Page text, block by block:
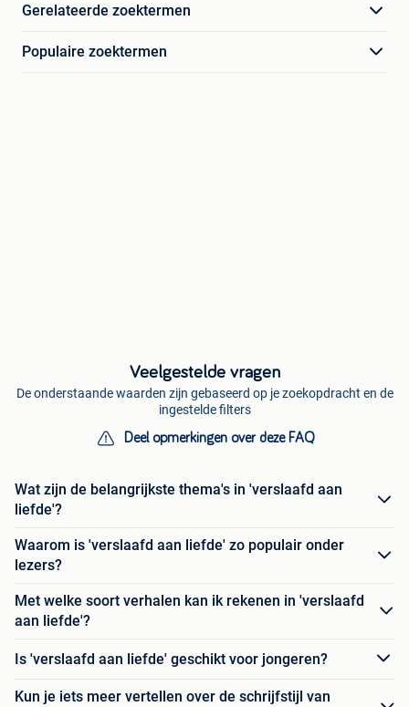
Gerelateerde zoektermen
Populaire zoektermen
Veelgestelde vragen
De onderstaande waarden zijn gebaseerd op je zoekopdracht en de
ingestelde filters
Deel opmerkingen over deze FAQ
Wat zijn de belangrijkste thema's in 'verslaafd aan
liefde'?
Waarom is 'verslaafd aan liefde' zo populair onder
lezers?
Met welke soort verhalen kan ik rekenen in 'verslaafd
aan liefde'?
Is 'verslaafd aan liefde' geschikt voor jongeren?
Kun je iets meer vertellen over de schrijfstijl van